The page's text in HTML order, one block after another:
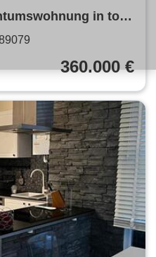
in top
360.000 €